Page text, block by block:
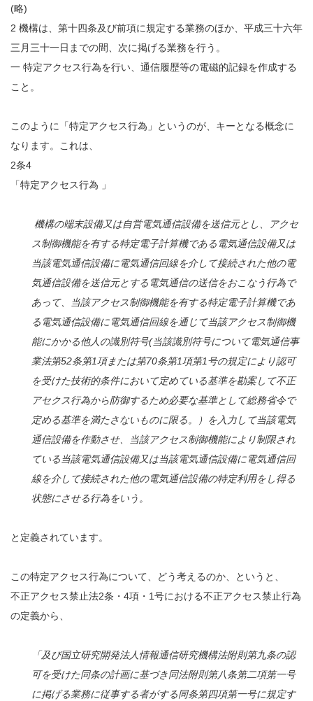
(略)
2 機構は、第十四条及び前項に規定する業務のほか、平成三十六年
三月三十一日までの間、次に掲げる業務を行う。
一 特定アクセス行為を行い、通信履歴等の電磁的記録を作成する
こと。
このように「特定アクセス行為」というのが、キーとなる概念に
なります。これは、
2条4
「特定アクセス行為 」
機構の端末設備又は自営電気通信設備を送信元とし、アクセ
ス制御機能を有する特定電子計算機である電気通信設備又は
当該電気通信設備に電気通信回線を介して接続された他の電
気通信設備を送信元とする電気通信の送信をおこなう行為で
あって、当該アクセス制御機能を有する特定電子計算機であ
る電気通信設備に電気通信回線を通じて当該アクセス制御機
能にかかる他人の識別符号(当該識別符号について電気通信事
業法第52条第1項または第70条第1項第1号の規定により認可
を受けた技術的条件において定めている基準を勘案して不正
アセクス行為から防御するため必要な基準として総務省令で
定める基準を満たさないものに限る。）を入力して当該電気
通信設備を作動させ、当該アクセス制御機能により制限され
ている当該電気通信設備又は当該電気通信設備に電気通信回
線を介して接続された他の電気通信設備の特定利用をし得る
状態にさせる行為をいう。
と定義されています。
この特定アクセス行為について、どう考えるのか、というと、
不正アクセス禁止法2条・4項・1号における不正アクセス禁止行為
の定義から、
「及び国立研究開発法人情報通信研究機構法附則第九条の認
可を受けた同条の計画に基づき同法附則第八条第二項第一号
に掲げる業務に従事する者がする同条第四項第一号に規定す